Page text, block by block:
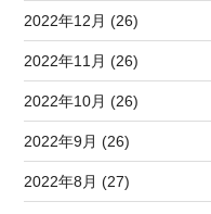
2022年12月 (26)
2022年11月 (26)
2022年10月 (26)
2022年9月 (26)
2022年8月 (27)